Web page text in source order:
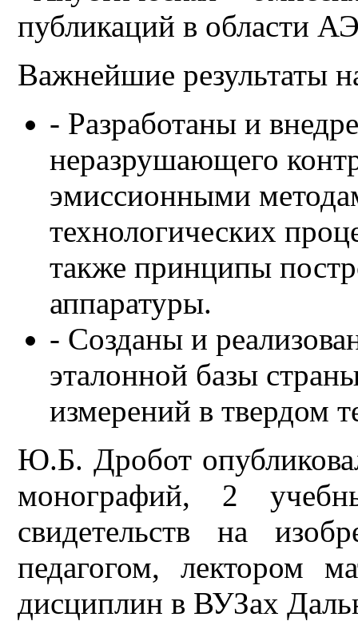
публикаций в области
Важнейшие результаты
- Разработаны и
неразрушающего
эмиссионными
технологических
также принципы
аппаратуры.
- Созданы и
эталонной базы
измерений в твердом
Ю.Б. Дробот
монографий, 2
свидетельств на
педагогом, лектором
дисциплин в ВУЗах